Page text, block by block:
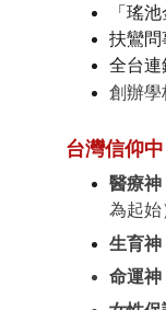
「瑤
扶鸞問
全台連
創辦
台灣信仰
醫療神
為起始
生育神
命運神